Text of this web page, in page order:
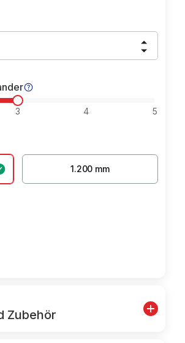
3 4 5
1.200 mm
Zubehör